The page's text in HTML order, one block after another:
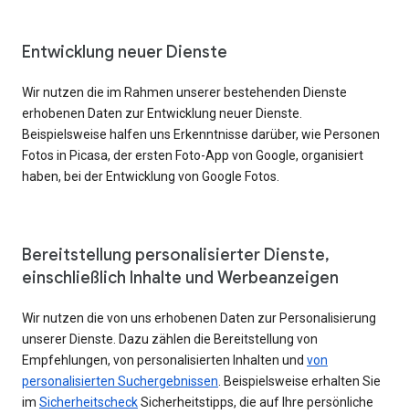
Entwicklung neuer Dienste
Wir nutzen die im Rahmen unserer bestehenden Dienste
erhobenen Daten zur Entwicklung neuer Dienste.
Beispielsweise halfen uns Erkenntnisse darüber, wie Personen
Fotos in Picasa, der ersten Foto-App von Google, organisiert
haben, bei der Entwicklung von Google Fotos.
Bereitstellung personalisierter Dienste,
einschließlich Inhalte und Werbeanzeigen
Wir nutzen die von uns erhobenen Daten zur Personalisierung
unserer Dienste. Dazu zählen die Bereitstellung von
Empfehlungen, von personalisierten Inhalten und von
personalisierten Suchergebnissen . Beispielsweise erhalten Sie
im SicherheitscheckSicherheitstipps, die auf Ihre persönliche